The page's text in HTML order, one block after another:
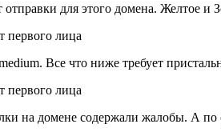
отправки для этого домена. Желтое и
Все что ниже требует
на домене содержали жалобы. А